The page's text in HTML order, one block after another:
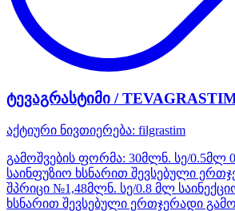
ტევაგრასტიმი /
აქტიური ნივთიერება: filgrastim
გამოშვების ფორმა: 30მლნ. სე/0.5მლ
საინფუზიო ხსნარით შევსებული
შპრიცი №1,48მლნ. სე/0.8 მლ
ხსნარით შევსებული ერთჯერადი